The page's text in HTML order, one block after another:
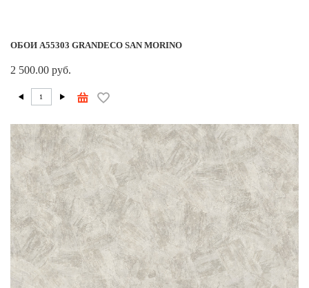
ОБОИ A55303 GRANDECO SAN MORINO
2 500.00 руб.